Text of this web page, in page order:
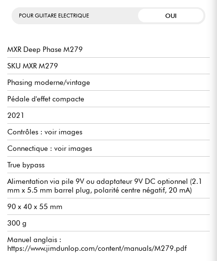
POUR GUITARE ELECTRIQUE OUI
MXR Deep Phase M279
SKU MXR M279
Phasing moderne/vintage
Pédale d'effet compacte
2021
Contrôles : voir images
Connectique : voir images
True bypass
Alimentation via pile 9V ou adaptateur 9V DC optionnel (2.1
mm x 5.5 mm barrel plug, polarité centre négatif, 20 mA)
90 x 40 x 55 mm
300 g
Manuel anglais :
https://www.jimdunlop.com/content/manuals/M279.pdf